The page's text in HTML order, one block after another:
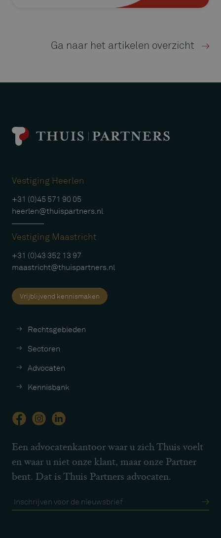
Ga naar het artikelen overzicht
Vestiging Heerlen
+31 (0)45 571 90 05
heerlen@thuispartners.nl
Vestiging Maastricht
+31 (0)43 352 13 97
maastricht@thuispartners.nl
Vrijblijvend kennismaken
Rechtsgebieden
Sectoren
Advocaten
Kennisbank
Een advocatenkantoor waar u zich Thuis voelt
en waar u niet onze klant, maar onze Partner
bent. Dat is Thuis Partners advocaten.